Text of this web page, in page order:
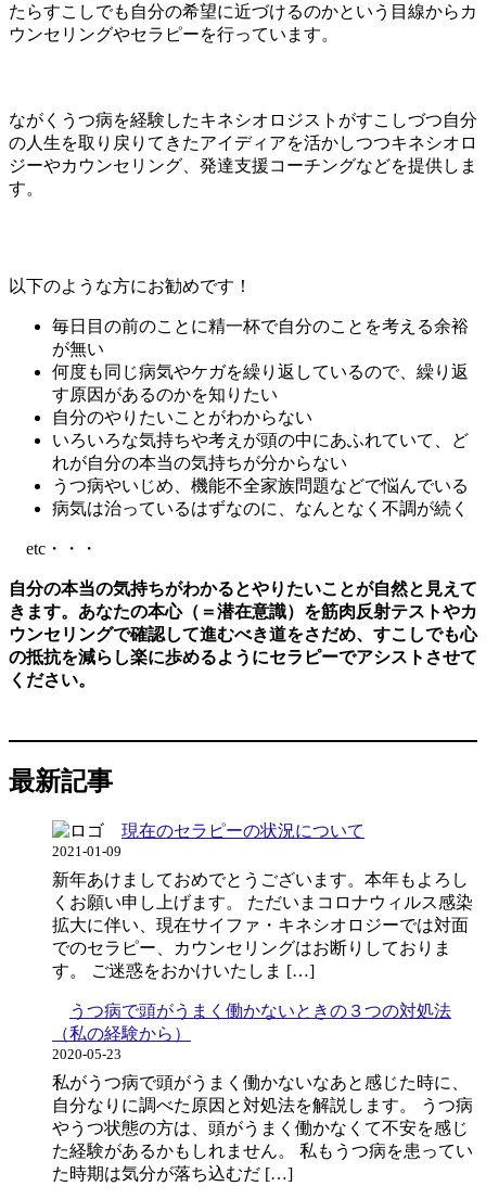
たらすこしでも自分の希望に近づけるのかという目線からカ
ウンセリングやセラピーを行っています。
ながくうつ病を経験したキネシオロジストがすこしづつ自分
の人生を取り戻りてきたアイディアを活かしつつキネシオロ
ジーやカウンセリング、発達支援コーチングなどを提供しま
す。
以下のような方にお勧めです！
毎日目の前のことに精一杯で自分のことを考える余裕
が無い
何度も同じ病気やケガを繰り返しているので、繰り返
す原因があるのかを知りたい
自分のやりたいことがわからない
いろいろな気持ちや考えが頭の中にあふれていて、ど
れが自分の本当の気持ちが分からない
うつ病やいじめ、機能不全家族問題などで悩んでいる
病気は治っているはずなのに、なんとなく不調が続く
etc・・・
自分の本当の気持ちがわかるとやりたいことが自然と見えて
きます。あなたの本心（＝潜在意識）を筋肉反射テストやカ
ウンセリングで確認して進むべき道をさだめ、すこしでも心
の抵抗を減らし楽に歩めるようにセラピーでアシストさせて
ください。
最新記事
現在のセラピーの状況について
2021-01-09
新年あけましておめでとうございます。本年もよろし
くお願い申し上げます。 ただいまコロナウィルス感染
拡大に伴い、現在サイファ・キネシオロジーでは対面
でのセラピー、カウンセリングはお断りしておりま
す。 ご迷惑をおかけいたしま […]
うつ病で頭がうまく働かないときの３つの対処法
（私の経験から）
2020-05-23
私がうつ病で頭がうまく働かないなあと感じた時に、
自分なりに調べた原因と対処法を解説します。 うつ病
やうつ状態の方は、頭がうまく働かなくて不安を感じ
た経験があるかもしれません。 私もうつ病を患ってい
た時期は気分が落ち込むだ […]